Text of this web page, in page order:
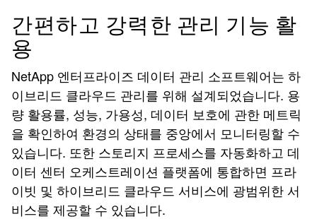
간편하고 강력한 관리 기능 활
용
NetApp 엔터프라이즈 데이터 관리 소프트웨어는 하
이브리드 클라우드 관리를 위해 설계되었습니다. 용
량 활용률, 성능, 가용성, 데이터 보호에 관한 메트릭
을 확인하여 환경의 상태를 중앙에서 모니터링할 수
있습니다. 또한 스토리지 프로세스를 자동화하고 데
이터 센터 오케스트레이션 플랫폼에 통합하면 프라
이빗 및 하이브리드 클라우드 서비스에 광범위한 서
비스를 제공할 수 있습니다.